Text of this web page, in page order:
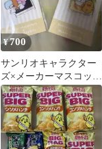
¥700
サンリオキャラクター
ズ×メーカーマスコット
アクリルキーホルダー
2種